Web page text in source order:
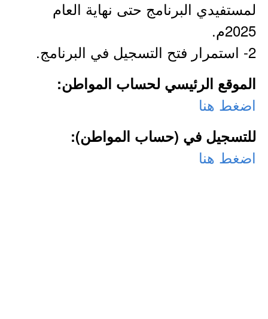
لمستفيدي البرنامج حتى نهاية العام
2025م.
2- استمرار فتح التسجيل في البرنامج.
الموقع الرئيسي لحساب المواطن:
اضغط هنا
للتسجيل في (حساب المواطن):
اضغط هنا